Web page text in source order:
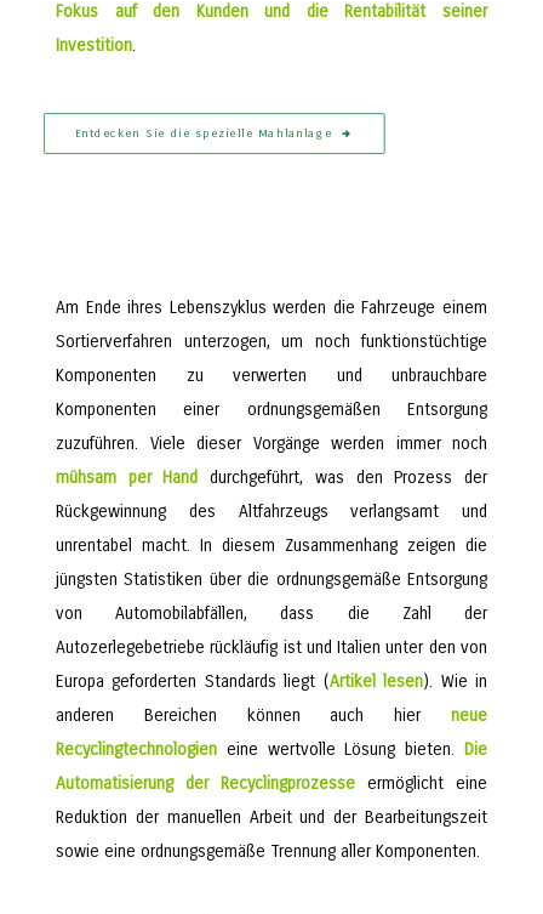
Fokus auf den Kunden und die Rentabilität seiner
Investition.
Entdecken Sie die spezielle Mahlanlage
Am Ende ihres Lebenszyklus werden die Fahrzeuge einem
Sortierverfahren unterzogen, um noch funktionstüchtige
Komponenten zu verwerten und unbrauchbare
Komponenten einer ordnungsgemäßen Entsorgung
zuzuführen. Viele dieser Vorgänge werden immer noch
mühsam per Hand
durchgeführt, was den Prozess der
Rückgewinnung des Altfahrzeugs verlangsamt und
unrentabel macht. In diesem Zusammenhang zeigen die
jüngsten Statistiken über die ordnungsgemäße Entsorgung
von Automobilabfällen, dass die Zahl der
Autozerlegebetriebe rückläufig ist und Italien unter den von
Europa geforderten Standards liegt (Artikel lesen). Wie in
anderen Bereichen können auch hier neue
Recyclingtechnologien eine wertvolle Lösung bieten. Die
Automatisierung der Recyclingprozesse ermöglicht eine
Reduktion der manuellen Arbeit und der Bearbeitungszeit
sowie eine ordnungsgemäße Trennung aller Komponenten.